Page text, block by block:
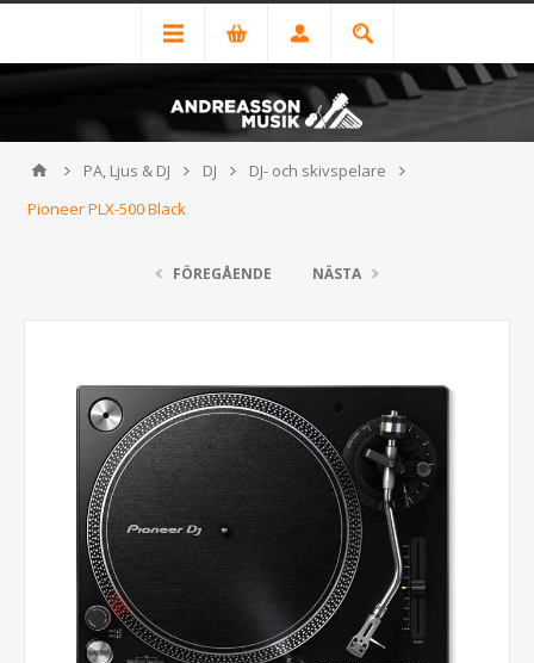
PA, Ljus & DJ DJ
DJ- och skivspelare
Pioneer PLX-500 Black
FÖREGÅENDE NÄSTA